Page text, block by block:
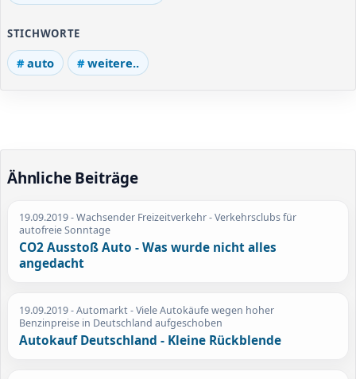
STICHWORTE
auto weitere..
Ähnliche Beiträge
19.09.2019- Wachsender Freizeitverkehr - Verkehrsclubs für
autofreie Sonntage
CO2 Ausstoß Auto - Was wurde nicht alles
angedacht
19.09.2019- Automarkt - Viele Autokäufe wegen hoher
Benzinpreise in Deutschland aufgeschoben
Autokauf Deutschland - Kleine Rückblende